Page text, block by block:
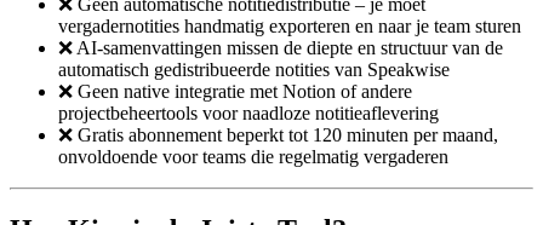
❌ Geen automatische notitiedistributie – je moet
vergadernotities handmatig exporteren en naar je team sturen
❌ AI-samenvattingen missen de diepte en structuur van de
automatisch gedistribueerde notities van Speakwise
❌ Geen native integratie met Notion of andere
projectbeheertools voor naadloze notitieaflevering
❌ Gratis abonnement beperkt tot 120 minuten per maand,
onvoldoende voor teams die regelmatig vergaderen